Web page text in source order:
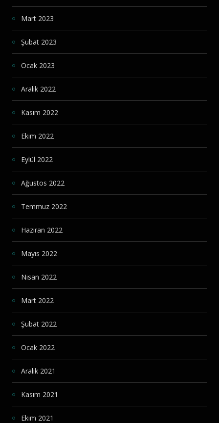
Mart 2023
Şubat 2023
Ocak 2023
Aralık 2022
Kasım 2022
Ekim 2022
Eylül 2022
Ağustos 2022
Temmuz 2022
Haziran 2022
Mayıs 2022
Nisan 2022
Mart 2022
Şubat 2022
Ocak 2022
Aralık 2021
Kasım 2021
Ekim 2021